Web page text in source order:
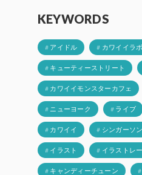
KEYWORDS
# アイドル # カワイイラボ
# キューティーストリート
# カワイイモンスターカフェ
# ニューヨーク # ライブ
# カワイイ # シンガーソ
# イラスト # イラストレ
# キャンディーチューン